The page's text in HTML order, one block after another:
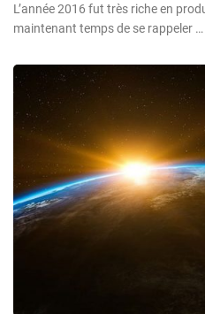
L’année 2016 fut très riche en
maintenant temps de se rappeler …